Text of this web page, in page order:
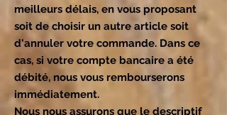
meilleurs délais, en vous proposant
soit de choisir un autre article soit
d'annuler votre commande. Dans ce
cas, si votre compte bancaire a été
débité, nous vous rembourserons
immédiatement.
Nous nous assurons que le descriptif